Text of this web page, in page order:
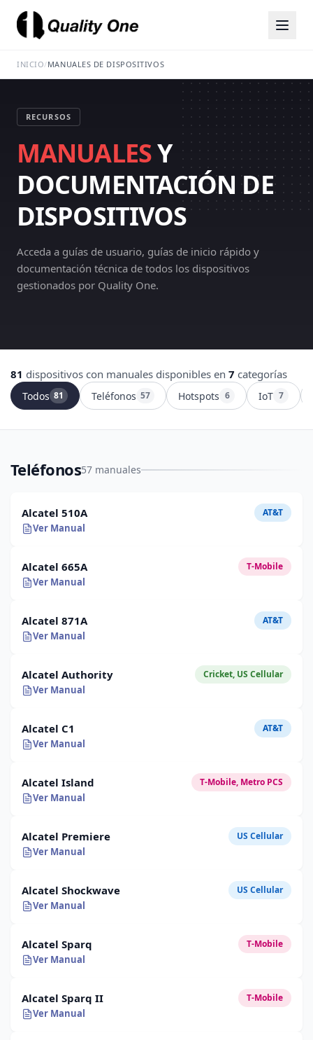
INICIO/MANUALES DE DISPOSITIVOS
RECURSOS
MANUALESY
DOCUMENTACIÓN DE
DISPOSITIVOS
Acceda a guías de usuario, guías de inicio rápido y
documentación técnica de todos los dispositivos
gestionados por Quality One.
81 dispositivos con manuales disponibles en 7 categorías
Todos 81 Teléfonos 57 Hotspots 6 IoT 7
Teléfonos57 manuales
Alcatel 510A AT&T
Ver Manual
Alcatel 665A T-Mobile
Ver Manual
Alcatel 871A AT&T
Ver Manual
Alcatel Authority Cricket, US Cellular
Ver Manual
Alcatel C1 AT&T
Ver Manual
Alcatel Island T-Mobile, Metro PCS
Ver Manual
Alcatel Premiere US Cellular
Ver Manual
Alcatel Shockwave US Cellular
Ver Manual
Alcatel Sparq T-Mobile
Ver Manual
Alcatel Sparq II T-Mobile
Ver Manual